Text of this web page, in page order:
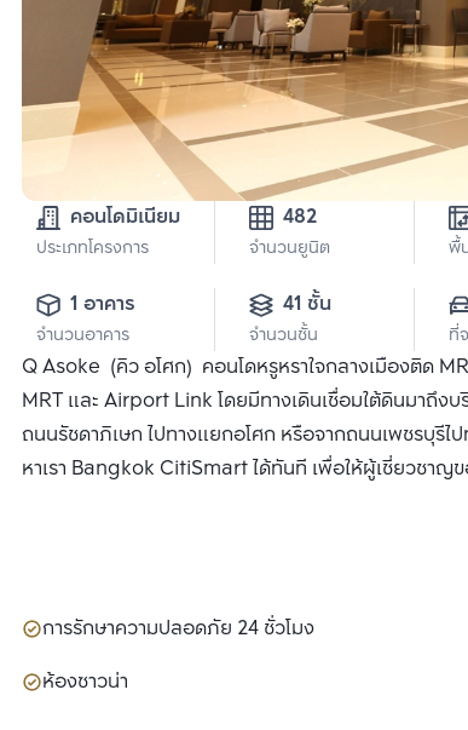
คอนโดมิเนียม
ประเภทโครงการ
482
จำนวนยูนิต พื้
1 อาคาร
จำนวนอาคาร
41 ชั้น
จำนวนชั้น ที่
Q Asoke (คิว อโศก) คอนโดหรูหราใจกลางเมืองติด
MRT และ Airport Link โดยมีทางเดินเชื่อมใต้ดินมาถึง
ถนนรัชดาภิเษก ไปทางแยกอโศก หรือจากถนนเพชรบุรี
หาเรา Bangkok CitiSmart ได้ทันที เพื่อให้ผู้เชี่ยวชาญข
การรักษาความปลอดภัย 24 ชั่วโมง
ห้องซาวน่า